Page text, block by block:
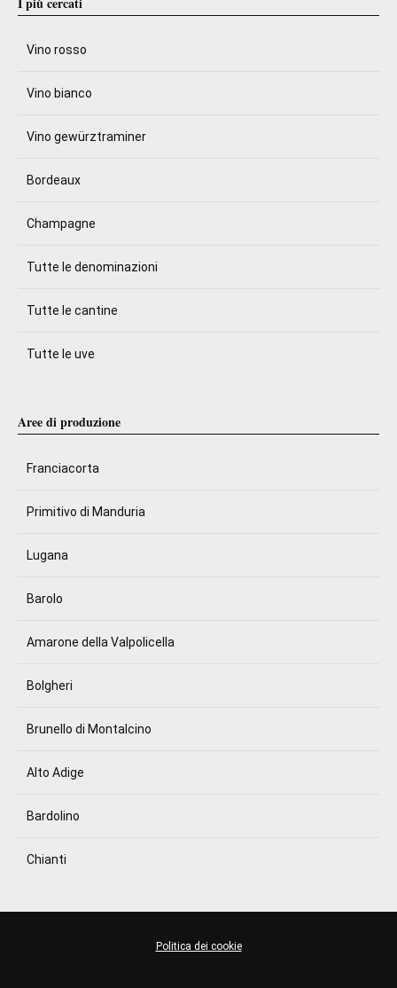
Vino rosso
Vino bianco
Vino gewürztraminer
Bordeaux
Champagne
Tutte le denominazioni
Tutte le cantine
Tutte le uve
Aree di produzione
Franciacorta
Primitivo di Manduria
Lugana
Barolo
Amarone della Valpolicella
Bolgheri
Brunello di Montalcino
Alto Adige
Bardolino
Chianti
Politica dei cookie